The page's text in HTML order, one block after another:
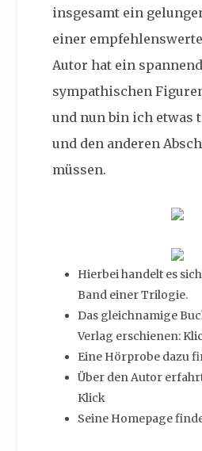
insgesamt ein
einer
Autor hat ein
sympathischen
und nun bin ich etwas
und den anderen
müssen.
Hierbei handelt es
Band einer Trilogie.
Das gleichnamige
Verlag erschienen:
Eine Hörprobe dazu
Über den Autor
Klick
Seine Homepage